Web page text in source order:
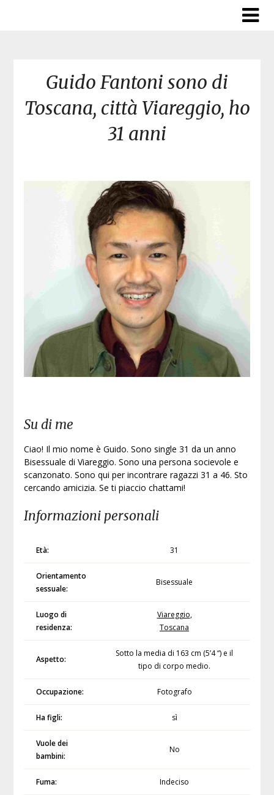
Guido Fantoni sono di
Toscana, città Viareggio, ho
31 anni
Su di me
Ciao! Il mio nome è Guido. Sono single 31 da un anno
Bisessuale di Viareggio. Sono una persona socievole e
scanzonato. Sono qui per incontrare ragazzi 31 a 46. Sto
cercando amicizia. Se ti piaccio chattami!
Informazioni personali
Età: 31
Orientamento
sessuale:
Bisessuale
Luogo di
residenza:
Viareggio,
Toscana
Aspetto:
Sotto la media di 163 cm (5’4 “) e il
tipo di corpo medio.
Occupazione: Fotografo
Ha figli: sì
Vuole dei
bambini:
No
Fuma: Indeciso